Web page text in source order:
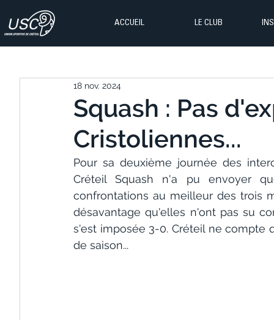
ACCUEIL LE CLUB
Squash : Pas
Cristoliennes...
18 nov. 2024
Pour sa deuxième journée des
Créteil Squash n'a pu envoyer
confrontations au meilleur des trois
désavantage qu'elles n'ont pas su
s'est imposée 3-0. Créteil ne compte
de saison...